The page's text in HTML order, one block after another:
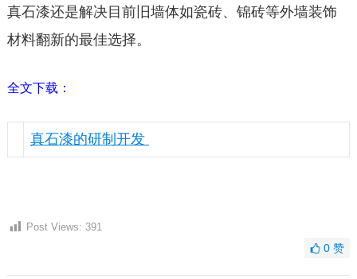
真石漆还是解决目前旧墙体如瓷砖、锦砖等外墙装饰
材料翻新的最佳选择。
全文下载：
真石漆的研制开发
Post Views: 391
0赞